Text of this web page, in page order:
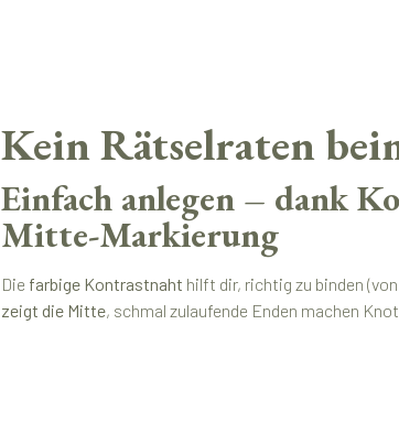
Kein Rätselraten
Einfach anlegen – dank
Mitte-Markierung
Die farbige Kontrastnaht hilft dir, richtig zu binden
zeigt die Mitte, schmal zulaufende Enden machen